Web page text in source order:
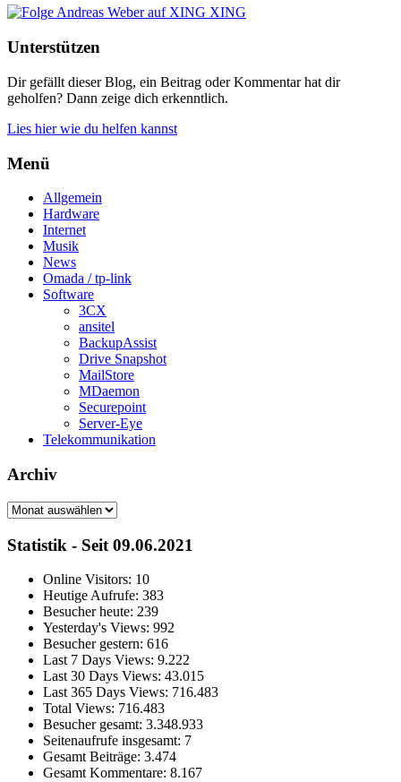
XING
Unterstützen
Dir gefällt dieser Blog, ein Beitrag oder Kommentar hat dir
geholfen? Dann zeige dich erkenntlich.
Lies hier wie du helfen kannst
Menü
Allgemein
Hardware
Internet
Musik
News
Omada / tp-link
Software
3CX
ansitel
BackupAssist
Drive Snapshot
MailStore
MDaemon
Securepoint
Server-Eye
Telekommunikation
Archiv
Archiv
Statistik - Seit 09.06.2021
Online Visitors: 10
Heutige Aufrufe: 383
Besucher heute: 239
Yesterday's Views: 992
Besucher gestern: 616
Last 7 Days Views: 9.222
Last 30 Days Views: 43.015
Last 365 Days Views: 716.483
Total Views: 716.483
Besucher gesamt: 3.348.933
Seitenaufrufe insgesamt: 7
Gesamt Beiträge: 3.474
Gesamt Kommentare: 8.167